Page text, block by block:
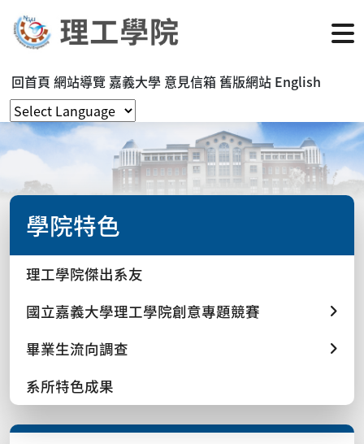
回首頁 網站導覽 嘉義大學 意見信箱 舊版網站 English
學院特色
理工學院傑出系友
國立嘉義大學理工學院創意專題競賽
畢業生流向調查
系所特色成果